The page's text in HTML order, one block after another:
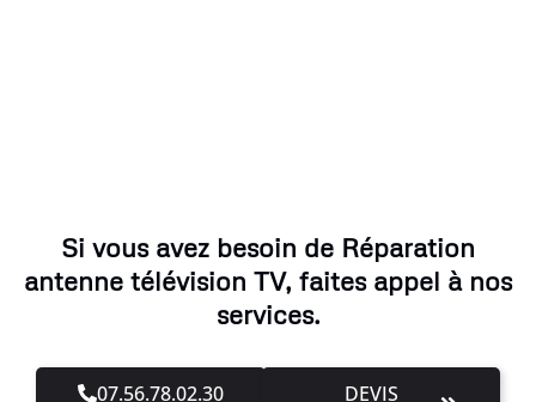
Si vous avez besoin de Réparation
antenne télévision TV, faites appel à nos
services.
07.56.78.02.30 DEVIS